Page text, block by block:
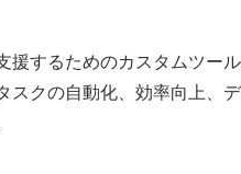
援するためのカスタムツール
スクの自動化、効率向上、デ